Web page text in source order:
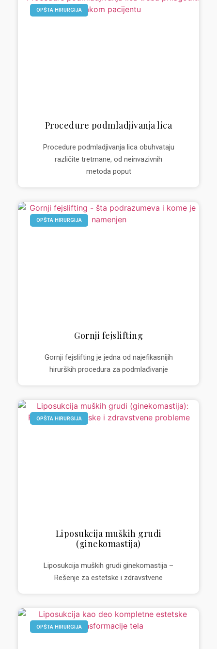
OPŠTA HIRURGIJA
Procedure podmladjivanja lica
Procedure podmladjivanja lica obuhvataju
različite tretmane, od neinvazivnih
metoda poput
OPŠTA HIRURGIJA
Gornji fejslifting
Gornji fejslifting je jedna od najefikasnijih
hirurških procedura za podmlađivanje
OPŠTA HIRURGIJA
Liposukcija muških grudi
(ginekomastija)
Liposukcija muških grudi ginekomastija –
Rešenje za estetske i zdravstvene
OPŠTA HIRURGIJA